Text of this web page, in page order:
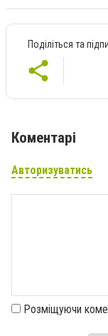
Поділіться та
Коментарі
Авторизуватись
Розміщуючи